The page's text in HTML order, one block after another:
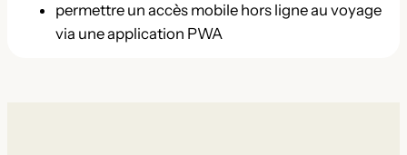
permettre un accès mobile hors ligne au voyage
via une application PWA